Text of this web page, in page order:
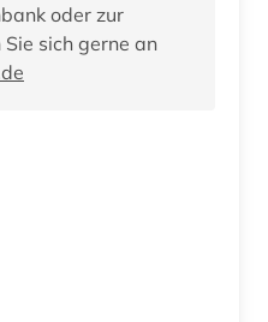
oder zur
sich gerne an